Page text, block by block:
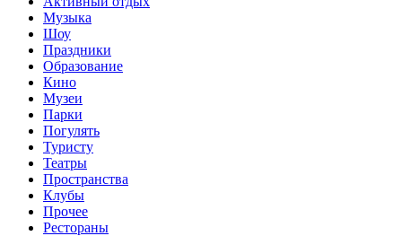
Музыка
Шоу
Праздники
Образование
Кино
Музеи
Парки
Погулять
Туристу
Театры
Пространства
Клубы
Прочее
Рестораны